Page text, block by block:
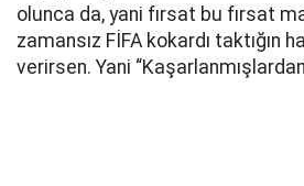
olunca da, yani fırsat bu fırsat
zamansız FİFA kokardı taktığın
verirsen. Yani